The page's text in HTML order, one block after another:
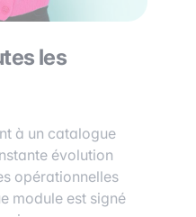
les
à un catalogue
évolution
opérationnelles
module est signé